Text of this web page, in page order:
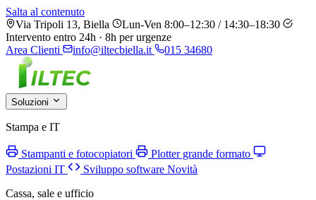
Salta al contenuto
Via Tripoli 13, Biella
Lun-Ven 8:00–12:30 / 14:30–18:30
Intervento entro 24h · 8h per urgenze
Area Clienti
info@iltecbiella.it 015 34680
Soluzioni
Stampa e IT
Stampanti e fotocopiatori
Plotter grande formato
Postazioni IT
Sviluppo software Novità
Cassa, sale e ufficio